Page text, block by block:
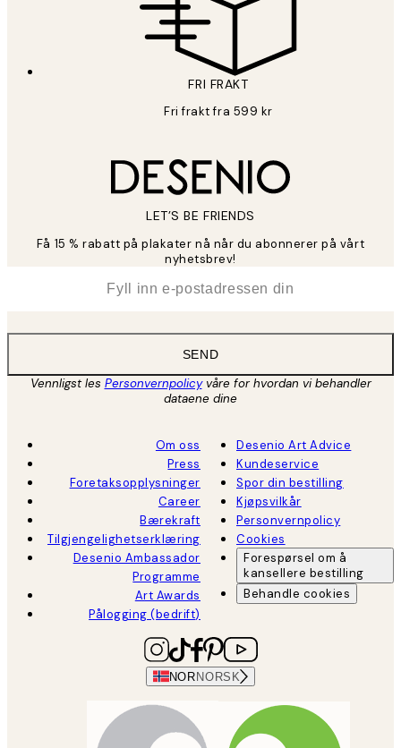
FRI FRAKT
Fri frakt fra 599 kr
LET’S BE FRIENDS
Få 15 % rabatt på plakater nå når du abonnerer på vårt
nyhetsbrev!
SEND
Vennligst les Personvernpolicyvåre for hvordan vi behandler
dataene dine
Om oss
Press
Foretaksopplysninger
Career
Bærekraft
Tilgjengelighetserklæring
Desenio Ambassador
Programme
Art Awards
Pålogging (bedrift)
Desenio Art Advice
Kundeservice
Spor din bestilling
Kjøpsvilkår
Personvernpolicy
Cookies
Forespørsel om å
kansellere bestilling
Behandle cookies
NOR NORSK